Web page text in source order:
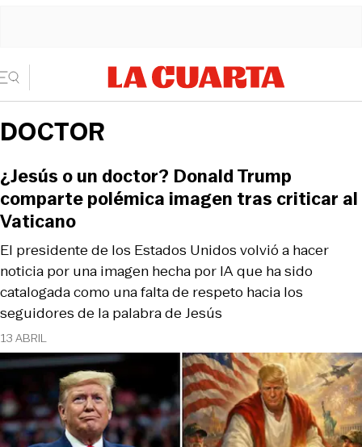
DOCTOR
13 ABRIL
El presidente de los Estados Unidos volvió a hacer
noticia por una imagen hecha por IA que ha sido
catalogada como una falta de respeto hacia los
seguidores de la palabra de Jesús
¿Jesús o un doctor? Donald Trump
comparte polémica imagen tras criticar al
Vaticano